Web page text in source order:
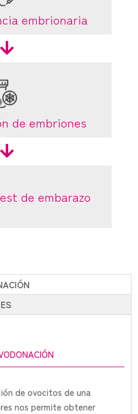
embrionaria

de embriones

de embarazo
de ovocitos de una
nos permite obtener